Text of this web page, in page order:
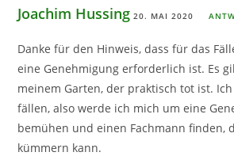
Joachim Hussing 20. MAI 2020
Danke für den Hinweis, dass für das
eine Genehmigung erforderlich ist. Es
meinem Garten, der praktisch tot ist.
fällen, also werde ich mich um eine
bemühen und einen Fachmann finden,
kümmern kann.